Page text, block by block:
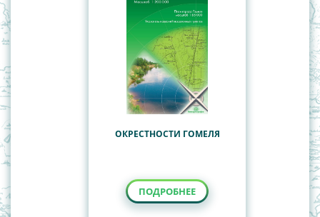
ОКРЕСТНОСТИ ГОМЕЛЯ
ПОДРОБНЕЕ